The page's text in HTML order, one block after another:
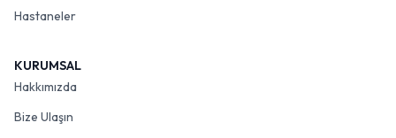
Hastaneler
KURUMSAL
Hakkımızda
Bize Ulaşın